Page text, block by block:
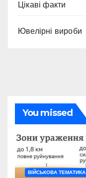
Цікаві факти
Ювелірні вироби
You missed
ВІЙСЬКОВА ТЕМАТИКА